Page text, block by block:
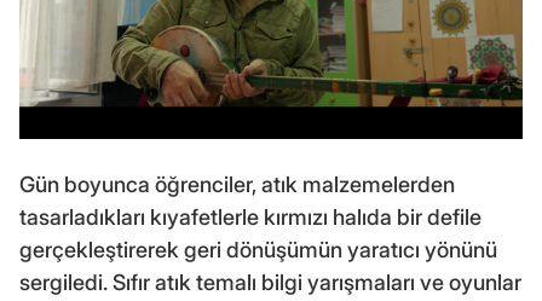
Gün boyunca öğrenciler, atık malzemelerden
tasarladıkları kıyafetlerle kırmızı halıda bir defile
gerçekleştirerek geri dönüşümün yaratıcı yönünü
sergiledi. Sıfır atık temalı bilgi yarışmaları ve oyunlar